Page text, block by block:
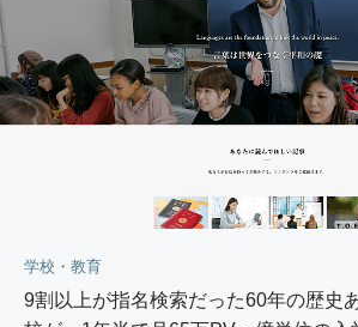
学校・教育
9割以上が指名検索だった60年の歴史